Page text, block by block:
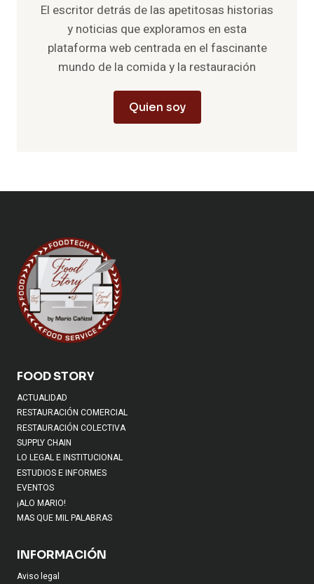
El escritor detrás de las apetitosas historias
y noticias que exploramos en esta
plataforma web centrada en el fascinante
mundo de la comida y la restauración
Quien soy
FOOD STORY
ACTUALIDAD
RESTAURACIÓN COMERCIAL
RESTAURACIÓN COLECTIVA
SUPPLY CHAIN
LO LEGAL E INSTITUCIONAL
ESTUDIOS E INFORMES
EVENTOS
¡ALO MARIO!
MAS QUE MIL PALABRAS
INFORMACIÓN
Aviso legal